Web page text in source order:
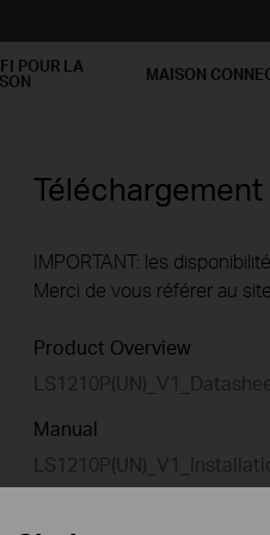
POUR LA MAISON
IMPORTANT: les
Merci de vous référer au
Product Overview
Manual